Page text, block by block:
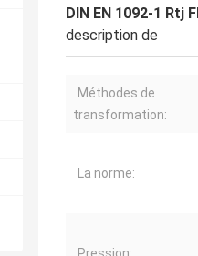
DIN EN 1092-1 Rtj
description de
Méthodes de
transformation:
La norme: